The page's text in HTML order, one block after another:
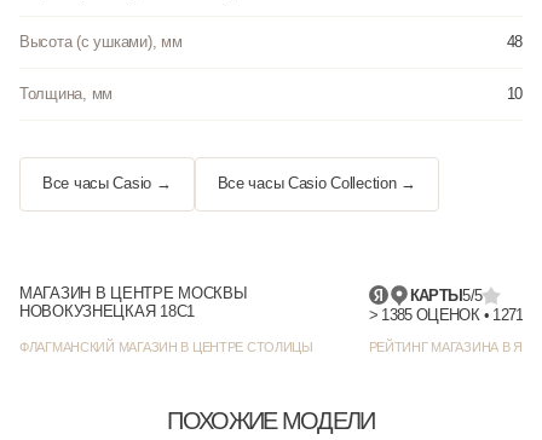
Высота (с ушками), мм 48
Толщина, мм 10
Все часы Casio → Все часы Casio Collection →
МАГАЗИН В ЦЕНТРЕ МОСКВЫ
НОВОКУЗНЕЦКАЯ 18С1
ФЛАГМАНСКИЙ МАГАЗИН В ЦЕНТРЕ СТОЛИЦЫ
КАРТЫ5/5
РЕЙТИНГ МАГАЗИНА В
ПОХОЖИЕ МОДЕЛИ